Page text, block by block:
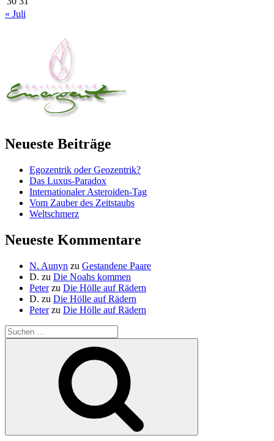
« Juli
Neueste Beiträge
Egozentrik oder Geozentrik?
Das Luxus-Paradox
Internationaler Asteroiden-Tag
Vom Zauber des Zeitstaubs
Weltschmerz
Neueste Kommentare
N. Aunyn zu Gestandene Paare
D. zu Die Noahs kommen
Peterzu Die Hölle auf Rädern
D. zu Die Hölle auf Rädern
Peterzu Die Hölle auf Rädern
Suche
nach: